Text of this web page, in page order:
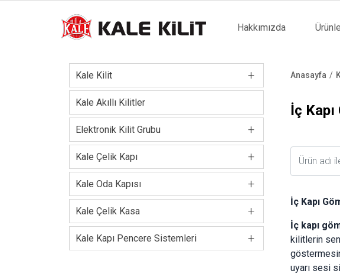
Main
Hakkımızda
+
Kale Kilit
Kale Akıllı Kilitler
+
Elektronik Kilit Grubu
+
Kale Çelik Kapı
+
Kale Oda Kapısı
+
Kale Çelik Kasa
+
Kale Kapı Pencere Sistemleri
yolu
Anasayfa
İç
İç Kapı
İç kapı
kilitlerin
uyarı sesi